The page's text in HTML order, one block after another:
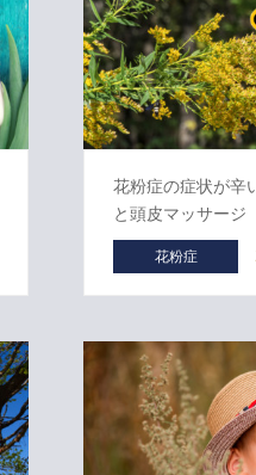
花粉症の症状が辛
と頭皮マッサージ
花粉症